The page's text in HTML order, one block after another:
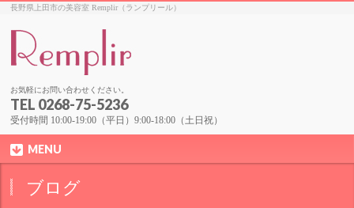
長野県上田市の美容室 Remplir（ランプリール）
お気軽にお問い合わせください。
TEL 0268-75-5236
受付時間 10:00-19:00（平日）9:00-18:00（土日祝）
MENU
ブログ